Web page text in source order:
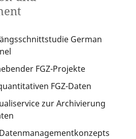
German
FGZ-Projekte
FGZ-Daten
zur Archivierung